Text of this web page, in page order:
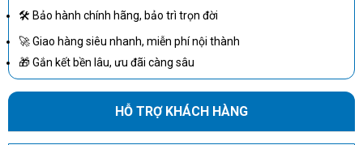
🛠 Bảo hành chính hãng, bảo trì trọn đời
🚀 Giao hàng siêu nhanh, miễn phí nội thành
🎁 Gắn kết bền lâu, ưu đãi càng sâu
HỖ TRỢ KHÁCH HÀNG